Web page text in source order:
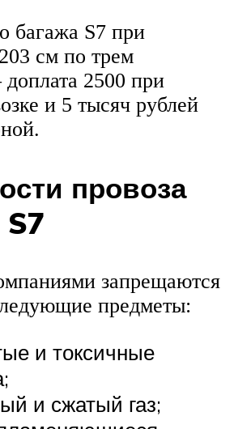
багажа S7 при
см по трем
2500 при
и 5 тысяч рублей
провоза
S7
запрещаются
предметы:
и токсичные
и сжатый газ;